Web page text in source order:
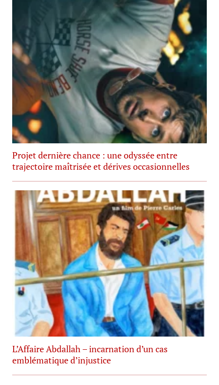
Projet dernière chance : une odyssée entre
trajectoire maîtrisée et dérives occasionnelles
L’Affaire Abdallah – incarnation d’un cas
emblématique d’injustice